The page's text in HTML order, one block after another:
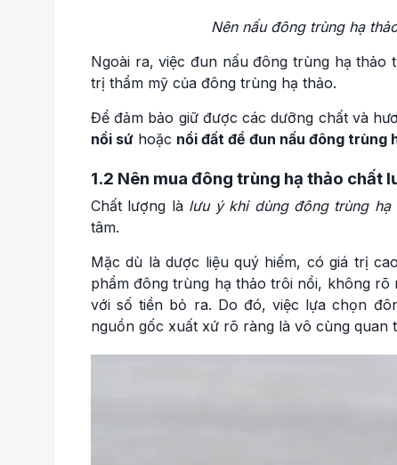
Nên nấu đông trùng hạ
Ngoài ra, việc đun nấu đông trùng hạ thảo
trị thẩm mỹ của đông trùng hạ thảo.
Để đảm bảo giữ được các dưỡng chất và
nồi sứ hoặc nồi đất để đun nấu đông trùng
1.2 Nên mua đông trùng hạ thảo chất
Chất lượng là lưu ý khi dùng đông trùng hạ
tâm.
Mặc dù là dược liệu quý hiếm, có giá trị
phẩm đông trùng hạ thảo trôi nổi, không
với số tiền bỏ ra. Do đó, việc lựa chọn
nguồn gốc xuất xứ rõ ràng là vô cùng quan